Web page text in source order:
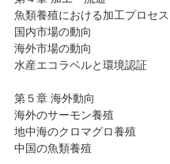
魚類養殖における加工プロセス
国内市場の動向
海外市場の動向
水産エコラベルと環境認証
第５章 海外動向
海外のサーモン養殖
地中海のクロマグロ養殖
中国の魚類養殖